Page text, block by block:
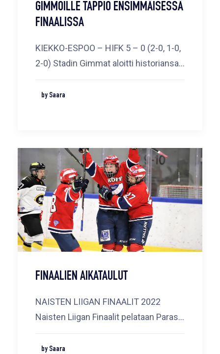
GIMMOILLE TAPPIO ENSIMMÄISESSÄ
FINAALISSA
KIEKKO-ESPOO – HIFK 5 – 0 (2-0, 1-0,
2-0) Stadin Gimmat aloitti historiansa…
by Saara
FINAALIEN AIKATAULUT
NAISTEN LIIGAN FINAALIT 2022
Naisten Liigan Finaalit pelataan Paras…
by Saara